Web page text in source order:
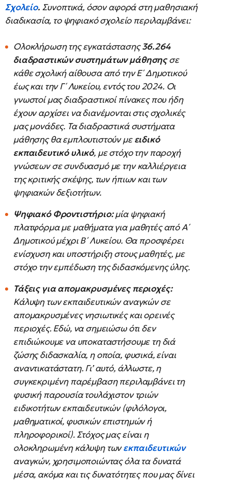
Σχολείο. Συνοπτικά, όσον αφορά στη μαθησιακή
διαδικασία, το ψηφιακό σχολείο περιλαμβάνει:
Ολοκλήρωση της εγκατάστασης36.264
διαδραστικών συστημάτων μάθησηςσε
κάθε σχολική αίθουσα από την Ε΄ Δημοτικού
έως και την Γ΄ Λυκείου, εντός του 2024. Οι
γνωστοί μας διαδραστικοί πίνακες που ήδη
έχουν αρχίσει να διανέμονται στις σχολικές
μας μονάδες. Τα διαδραστικά συστήματα
μάθησης θα εμπλουτιστούν μεειδικό
εκπαιδευτικό υλικό, με στόχο την παροχή
γνώσεων σε συνδυασμό με την καλλιέργεια
της κριτικής σκέψης, των ήπιων και των
ψηφιακών δεξιοτήτων.
Ψηφιακό Φροντιστήριο:μία ψηφιακή
πλατφόρμα με μαθήματα για μαθητές από Α΄
Δημοτικού μέχρι Β΄ Λυκείου. Θα προσφέρει
ενίσχυση και υποστήριξη στους μαθητές, με
στόχο την εμπέδωση της διδασκόμενης ύλης.
Τάξεις για απομακρυσμένες περιοχές:
Κάλυψη των εκπαιδευτικών αναγκών σε
απομακρυσμένες νησιωτικές και ορεινές
περιοχές. Εδώ, να σημειώσω ότι δεν
επιδιώκουμε να υποκαταστήσουμε τη διά
ζώσης διδασκαλία, η οποία, φυσικά, είναι
αναντικατάστατη. Γι’ αυτό, άλλωστε, η
συγκεκριμένη παρέμβαση περιλαμβάνει τη
φυσική παρουσία τουλάχιστον τριών
ειδικοτήτων εκπαιδευτικών (φιλόλογοι,
μαθηματικοί, φυσικών επιστημών ή
πληροφορικοί). Στόχος μας είναι η
ολοκληρωμένη κάλυψη τωνεκπαιδευτικών
αναγκών, χρησιμοποιώντας όλα τα δυνατά
μέσα, ακόμα και τις δυνατότητες που μας δίνει